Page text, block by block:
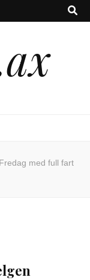
Fredag med full fart